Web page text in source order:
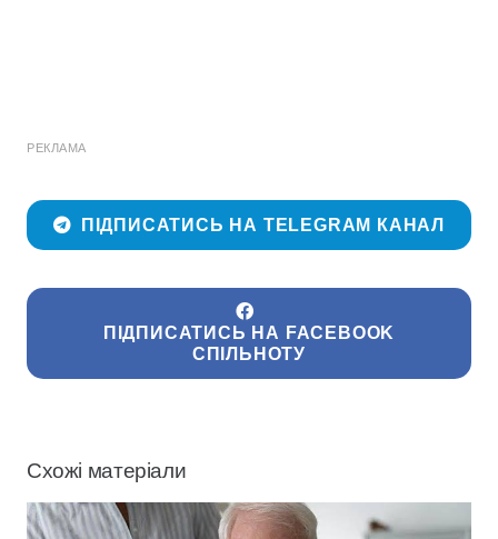
РЕКЛАМА
ПІДПИСАТИСЬ НА TELEGRAM КАНАЛ
ПІДПИСАТИСЬ НА FACEBOOK
СПІЛЬНОТУ
Схожі матеріали